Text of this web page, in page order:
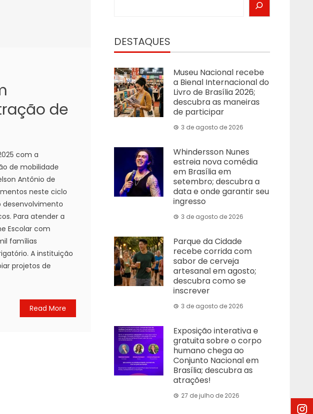
de
com a
de mobilidade
Antônio de
neste ciclo
desenvolvimento
Para atender a
Escolar com
famílias
A instituição
projetos de
Read More
DESTAQUES
Museu Nacional recebe
a Bienal Internacional do
Livro de Brasília 2026;
descubra as maneiras
de participar
3 de agosto de 2026
Whindersson Nunes
estreia nova comédia
em Brasília em
setembro; descubra a
data e onde garantir seu
ingresso
3 de agosto de 2026
Parque da Cidade
recebe corrida com
sabor de cerveja
artesanal em agosto;
descubra como se
inscrever
3 de agosto de 2026
Exposição interativa e
gratuita sobre o corpo
humano chega ao
Conjunto Nacional em
Brasília; descubra as
atrações!
27 de julho de 2026